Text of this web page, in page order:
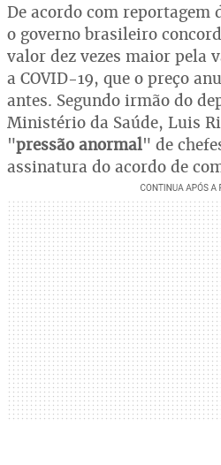
De acordo com reportagem
o governo brasileiro
valor dez vezes maior pela
a COVID-19, que o preço
antes. Segundo irmão do
Ministério da Saúde, Luis
"pressão anormal" de
assinatura do acordo de